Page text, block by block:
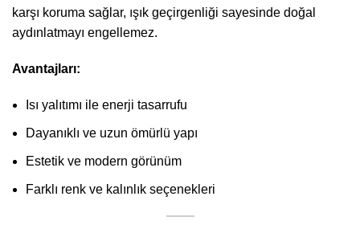
karşı koruma sağlar, ışık geçirgenliği sayesinde doğal
aydınlatmayı engellemez.
Avantajları:
Isı yalıtımı ile enerji tasarrufu
Dayanıklı ve uzun ömürlü yapı
Estetik ve modern görünüm
Farklı renk ve kalınlık seçenekleri